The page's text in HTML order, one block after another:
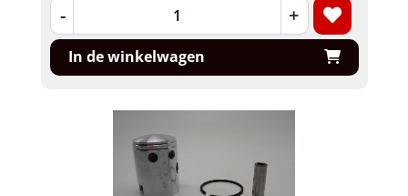
- +
In de winkelwagen